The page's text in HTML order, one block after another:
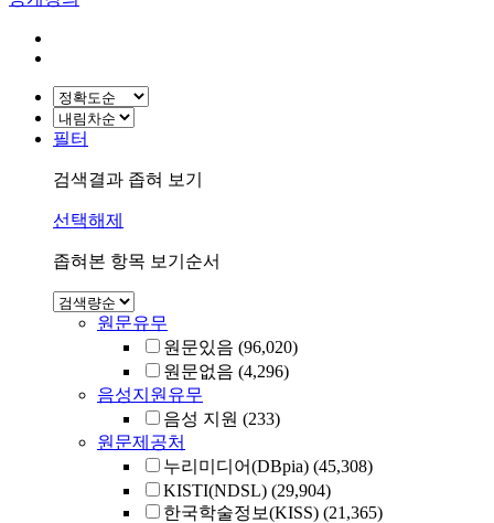
필터
검색결과 좁혀 보기
선택해제
좁혀본 항목 보기순서
원문유무
원문있음 (96,020)
원문없음 (4,296)
음성지원유무
음성 지원 (233)
원문제공처
누리미디어(DBpia) (45,308)
KISTI(NDSL) (29,904)
한국학술정보(KISS) (21,365)